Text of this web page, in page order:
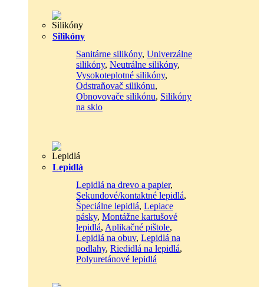
Silikóny
Sanitárne silikóny, Univerzálne
silikóny, Neutrálne silikóny,
Vysokoteplotné silikóny,
Odstraňovač silikónu,
Obnovovače silikónu, Silikóny
na sklo
Lepidlá
Lepidlá na drevo a papier,
Sekundové/kontaktné lepidlá,
Špeciálne lepidlá, Lepiace
pásky, Montážne kartušové
lepidlá, Aplikačné pištole,
Lepidlá na obuv, Lepidlá na
podlahy, Riedidlá na lepidlá,
Polyuretánové lepidlá